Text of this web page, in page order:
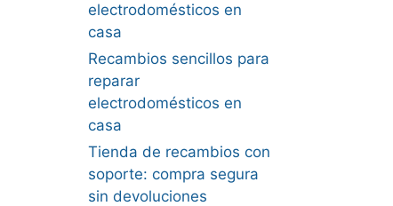
electrodomésticos en
casa
Recambios sencillos para
reparar
electrodomésticos en
casa
Tienda de recambios con
soporte: compra segura
sin devoluciones